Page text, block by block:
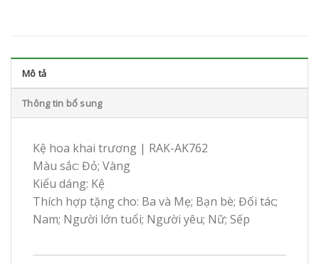
Mô tả
Thông tin bổ sung
Kệ hoa khai trương | RAK-AK762
Màu sắc: Đỏ; Vàng
Kiểu dáng: Kệ
Thích hợp tặng cho: Ba và Mẹ; Bạn bè; Đối tác;
Nam; Người lớn tuổi; Người yêu; Nữ; Sếp